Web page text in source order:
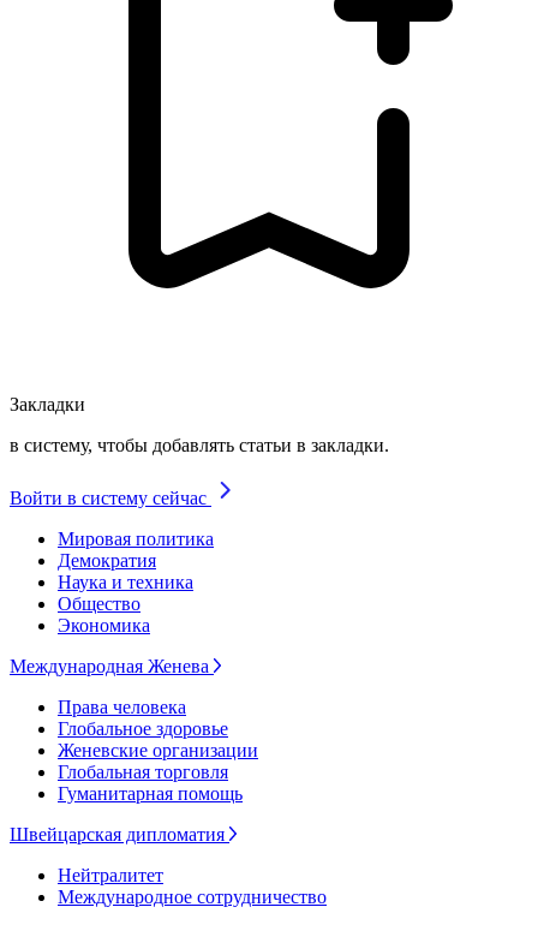
Закладки
в систему, чтобы добавлять статьи в закладки.
Войти в систему сейчас
Мировая политика
Демократия
Наука и техника
Общество
Экономика
Международная Женева
Права человека
Глобальное здоровье
Женевские организации
Глобальная торговля
Гуманитарная помощь
Швейцарская дипломатия
Нейтралитет
Международное сотрудничество